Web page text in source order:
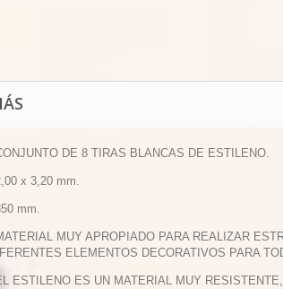
DE 8 TIRAS BLANCAS DE ESTILENO.
x 3,20 mm.
mm.
MUY APROPIADO PARA REALIZAR
ELEMENTOS DECORATIVOS PARA
ESTILENO ES UN MATERIAL MUY